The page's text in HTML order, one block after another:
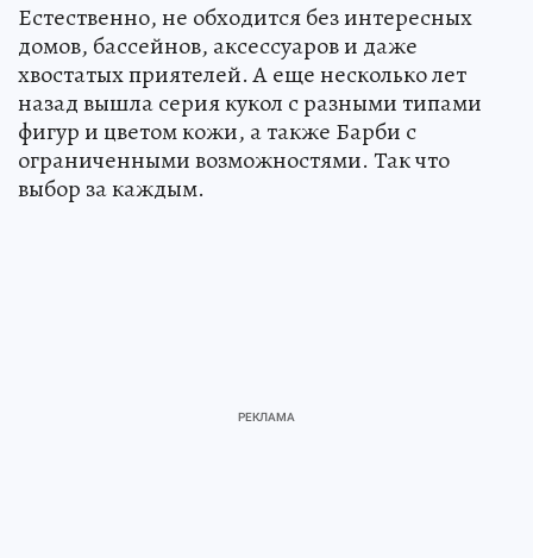
Естественно, не обходится без интересных
домов, бассейнов, аксессуаров и даже
хвостатых приятелей. А еще несколько лет
назад вышла серия кукол с разными типами
фигур и цветом кожи, а также Барби с
ограниченными возможностями. Так что
выбор за каждым.